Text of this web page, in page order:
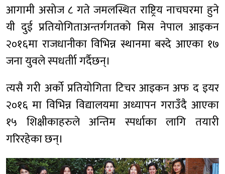
आगामी असोज ८ गते जमलस्थित राष्ट्रिय नाचघरमा हुने
यी दुई प्रतियोगिताअन्तर्गगतको मिस नेपाल आइकन
२०१६मा राजधानीका विभिन्न स्थानमा बस्दे आएका १७
जना युवले स्पधर्तीा गर्दैछन्।
त्यसै गरी अर्को प्रतियोगिता टिचर आइकन अफ द इयर
२०१६ मा विभिन्न विद्यालयमा अध्यापन गराउँदै आएका
१५ शिक्षीकाहरुले अन्तिम स्पर्धाका लागि तयारी
गरिरहेका छन्।